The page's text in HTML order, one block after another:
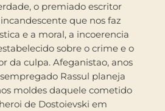
o premiado escritor
que nos faz
e a moral, a incoerencia
sobre o crime e o
da culpa. Afeganistao, anos
Rassul planeja
moldes daquele cometido
de Dostoievski em